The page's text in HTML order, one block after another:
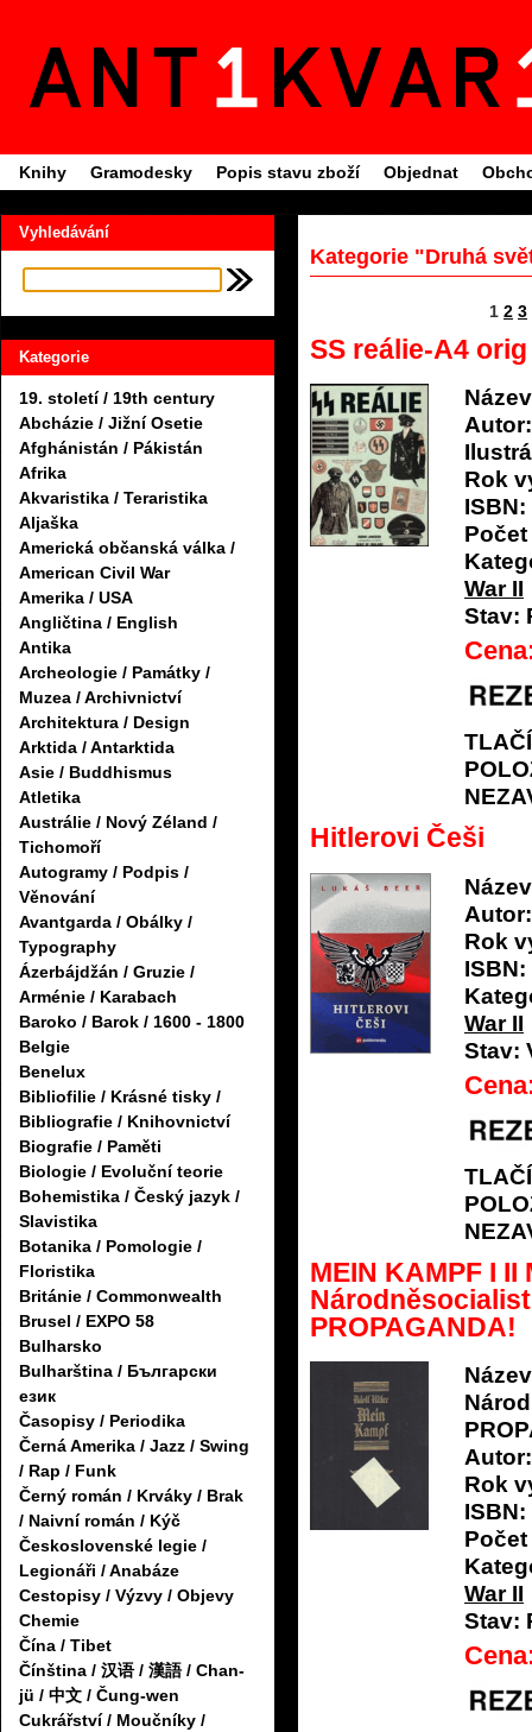
Knihy Gramodesky Popis stavu zboží Objednat
Vyhledávání
Kategorie
19. století / 19th century
Abcházie / Jižní Osetie
Afghánistán / Pákistán
Afrika
Akvaristika / Teraristika
Aljaška
Americká občanská válka /
American Civil War
Amerika / USA
Angličtina / English
Antika
Archeologie / Památky /
Muzea / Archivnictví
Architektura / Design
Arktida / Antarktida
Asie / Buddhismus
Atletika
Austrálie / Nový Zéland /
Tichomoří
Autogramy / Podpis /
Věnování
Avantgarda / Obálky /
Typography
Ázerbájdžán / Gruzie /
Arménie / Karabach
Baroko / Barok / 1600 - 1800
Belgie
Benelux
Bibliofilie / Krásné tisky /
Bibliografie / Knihovnictví
Biografie / Paměti
Biologie / Evoluční teorie
Bohemistika / Český jazyk /
Slavistika
Botanika / Pomologie /
Floristika
Británie / Commonwealth
Brusel / EXPO 58
Bulharsko
Bulharština / Български
език
Časopisy / Periodika
Černá Amerika / Jazz / Swing
/ Rap / Funk
Černý román / Krváky / Brak
/ Naivní román / Kýč
Československé legie /
Legionáři / Anabáze
Cestopisy / Výzvy / Objevy
Chemie
Čína / Tibet
Čínština / 汉语 / 漢語 / Chan-
jü / 中文 / Čung-wen
Cukrářství / Moučníky /
Kategorie "Druhá
1 2 3
SS reálie-A4
Autor:
Rok
ISBN:
War II
Stav:
Hitlerovi Češi
Autor:
Rok
ISBN:
War II
Stav:
MEIN KAMPF I
PROPAGANDA!
Autor:
Rok
ISBN:
War II
Stav: